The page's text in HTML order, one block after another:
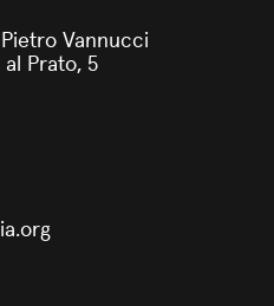
Vannucci
Prato, 5